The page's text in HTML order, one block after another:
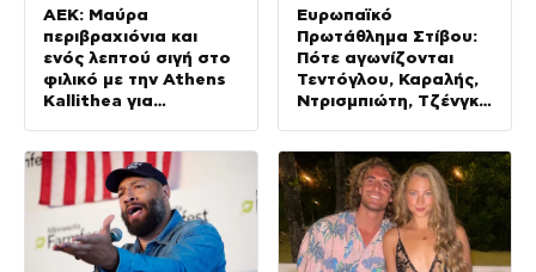
ΑΕΚ: Μαύρα
περιβραχιόνια και
ενός λεπτού σιγή στο
φιλικό με την Athens
Kallithea για
Ευρωπαϊκό
Πρωτάθλημα Στίβου:
Πότε αγωνίζονται
Τεντόγλου, Καραλής,
Ντρισμπιώτη, Τζένγκο